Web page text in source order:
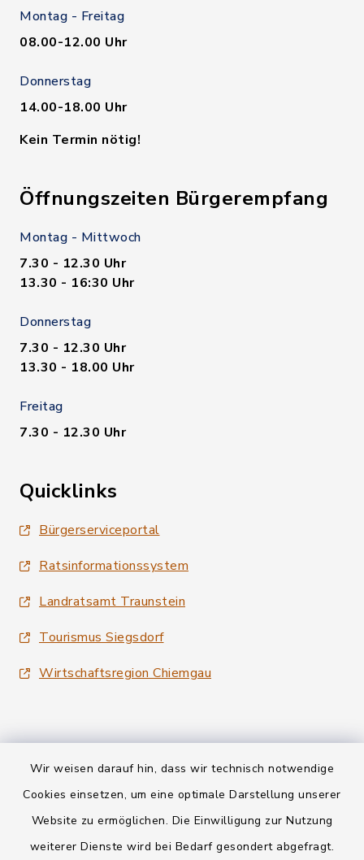
Wir weisen darauf hin, dass wir technisch notwendige
Cookies einsetzen, um eine optimale Darstellung unserer
Website zu ermöglichen. Die Einwilligung zur Nutzung
weiterer Dienste wird bei Bedarf gesondert abgefragt.
Montag - Freitag
08.00-12.00 Uhr
Donnerstag
14.00-18.00 Uhr
Kein Termin nötig!
Öffnungszeiten Bürgerempfang
Montag - Mittwoch
7.30 - 12.30 Uhr
13.30 - 16:30 Uhr
Donnerstag
7.30 - 12.30 Uhr
13.30 - 18.00 Uhr
Freitag
7.30 - 12.30 Uhr
Quicklinks
Bürgerserviceportal
Ratsinformationssystem
Landratsamt Traunstein
Tourismus Siegsdorf
Wirtschaftsregion Chiemgau
Kontakt